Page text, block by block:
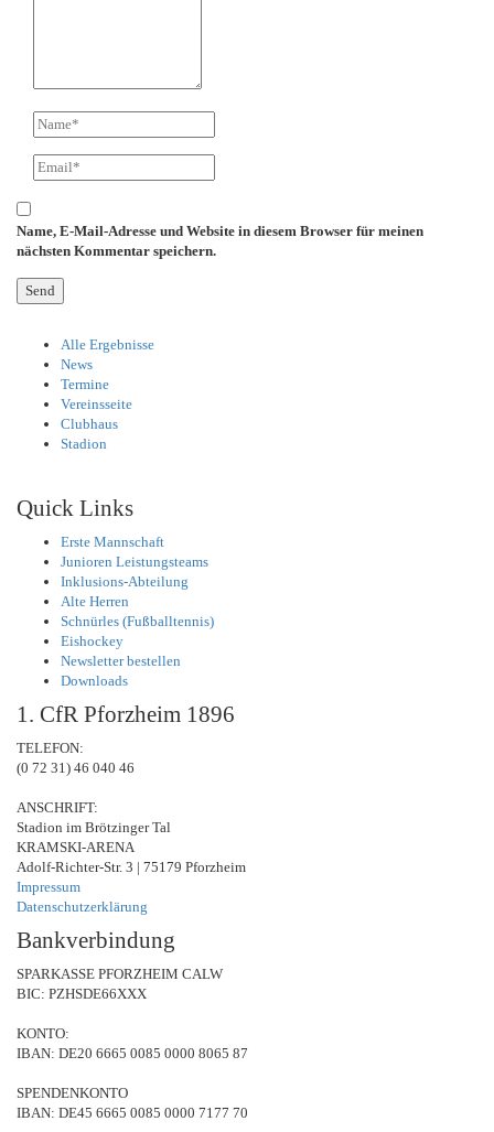
Name, E-Mail-Adresse und Website in diesem Browser für meinen
nächsten Kommentar speichern.
Alle Ergebnisse
News
Termine
Vereinsseite
Clubhaus
Stadion
Quick Links
Erste Mannschaft
Junioren Leistungsteams
Inklusions-Abteilung
Alte Herren
Schnürles (Fußballtennis)
Eishockey
Newsletter bestellen
Downloads
1. CfR Pforzheim 1896
TELEFON:
(0 72 31) 46 040 46
ANSCHRIFT:
Stadion im Brötzinger Tal
KRAMSKI-ARENA
Adolf-Richter-Str. 3 | 75179 Pforzheim
Impressum
Datenschutzerklärung
Bankverbindung
SPARKASSE PFORZHEIM CALW
BIC: PZHSDE66XXX
KONTO:
IBAN: DE20 6665 0085 0000 8065 87
SPENDENKONTO
IBAN: DE45 6665 0085 0000 7177 70